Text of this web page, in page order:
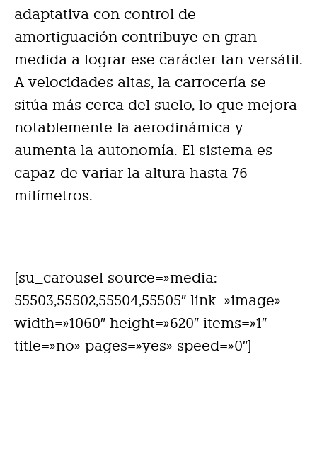
adaptativa con control de
amortiguación contribuye en gran
medida a lograr ese carácter tan versátil.
A velocidades altas, la carrocería se
sitúa más cerca del suelo, lo que mejora
notablemente la aerodinámica y
aumenta la autonomía. El sistema es
capaz de variar la altura hasta 76
milímetros.
[su_carousel source=»media:
55503,55502,55504,55505″ link=»image»
width=»1060″ height=»620″ items=»1″
title=»no» pages=»yes» speed=»0″]